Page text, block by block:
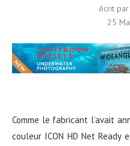
écrit par
25
Comme le fabricant l’avait
couleur ICON HD Net Ready